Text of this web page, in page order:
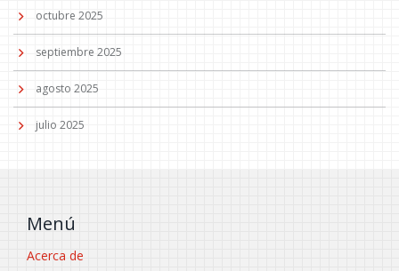
octubre 2025
septiembre 2025
agosto 2025
julio 2025
Menú
Acerca de